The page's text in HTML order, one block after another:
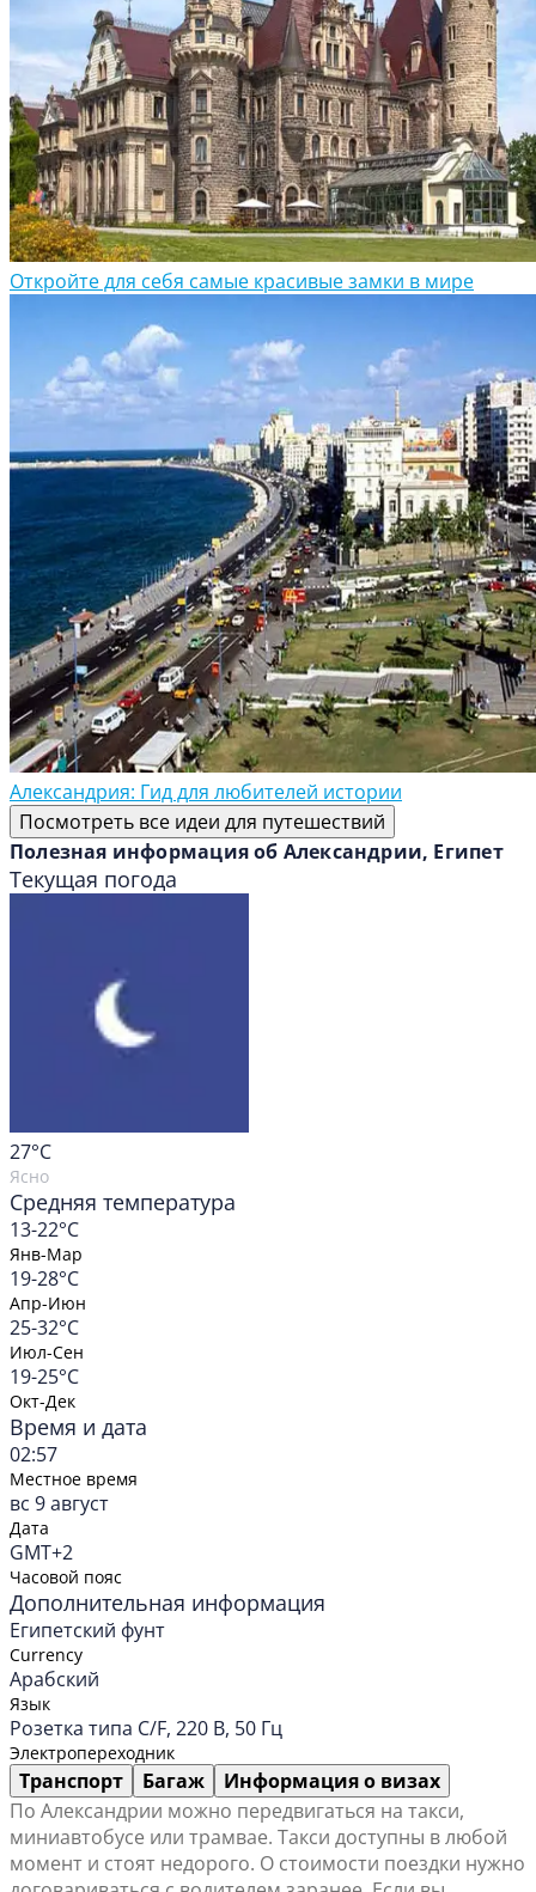
Откройте для себя самые красивые замки в мире
Александрия: Гид для любителей истории
Посмотреть все идеи для путешествий
Полезная информация об Александрии, Египет
Текущая погода
27°C
Ясно
Средняя температура
13-22°C
Янв-Мар
19-28°C
Апр-Июн
25-32°C
Июл-Сен
19-25°C
Окт-Дек
Время и дата
02:57
Местное время
вс 9 август
Дата
GMT+2
Часовой пояс
Дополнительная информация
Египетский фунт
Currency
Арабский
Язык
Розетка типа C/F, 220 В, 50 Гц
Электропереходник
Транспорт Багаж
Информация о визах
По Александрии можно передвигаться на такси,
миниавтобусе или трамвае. Такси доступны в любой
момент и стоят недорого. О стоимости поездки нужно